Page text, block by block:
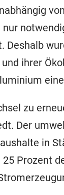
Deshalb
ihrer
zu
Der
in
Prozent